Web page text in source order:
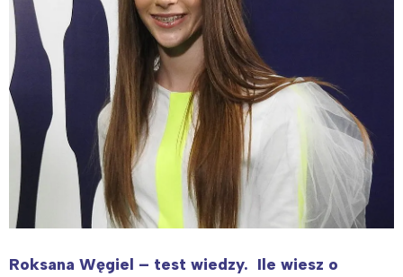
Roksana Węgiel – test wiedzy. Ile wiesz o